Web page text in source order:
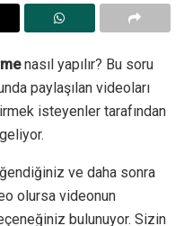
nasıl yapılır? Bu soru
paylaşılan videoları
isteyenler tarafından
ve daha sonra
olursa videonun
bulunuyor. Sizin